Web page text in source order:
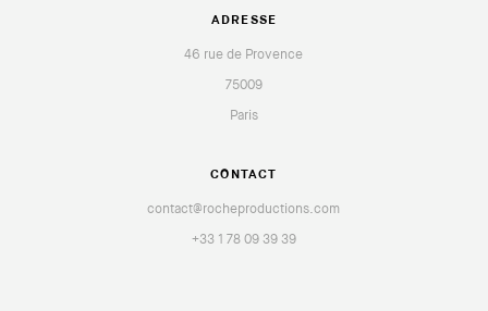
ADRESSE
46 rue de Provence
75009
Paris
CONTACT
contact@rocheproductions.com
+33 1 78 09 39 39